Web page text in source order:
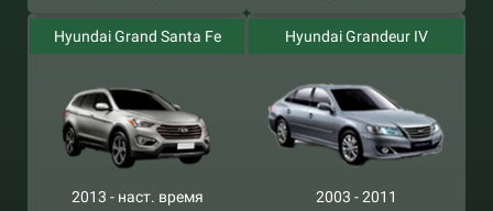
Hyundai Grand Santa Fe
2013 - наст. время
Hyundai Grandeur IV
2003 - 2011